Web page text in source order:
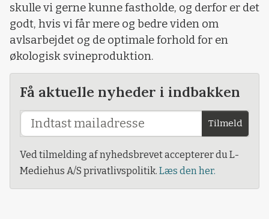
skulle vi gerne kunne fastholde, og derfor er det
godt, hvis vi får mere og bedre viden om
avlsarbejdet og de optimale forhold for en
økologisk svineproduktion.
Få aktuelle nyheder i indbakken
Tilmeld
Ved tilmelding af nyhedsbrevet accepterer du L-
Mediehus A/S privatlivspolitik. Læs den her.